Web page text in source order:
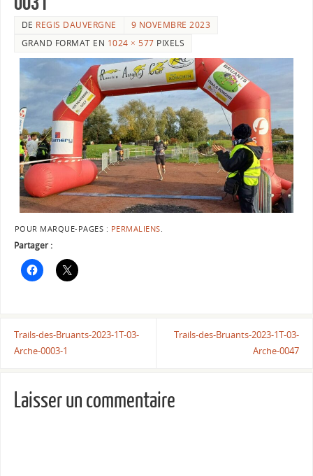
DE REGIS DAUVERGNE
9 NOVEMBRE 2023
GRAND FORMAT EN 1024 × 577 PIXELS
POUR MARQUE-PAGES : PERMALIENS.
Partager :
Trails-des-Bruants-2023-1T-03-
Arche-0003-1
Trails-des-Bruants-2023-1T-03-
Arche-0047
Laisser un commentaire